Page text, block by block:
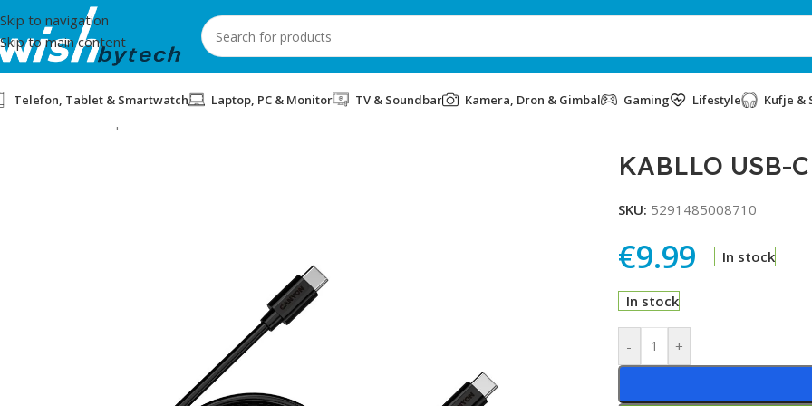
Skip to navigation
Skip to main content
Telefon, Tablet & Smartwatch Laptop, PC & Monitor TV & Soundbar Kamera, Dron & Gimbal Gaming Lifestyle Kufje &
KABLLO USB-
SKU: 5291485008710
€9.99 In stock
In stock
- +
Alternative: